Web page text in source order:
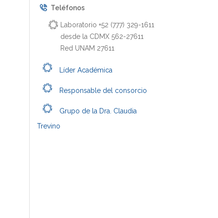
Teléfonos
Laboratorio +52 (777) 329-1611
desde la CDMX 562-27611
Red UNAM 27611
Líder Académica
Responsable del consorcio
Grupo de la Dra. Claudia
Trevino